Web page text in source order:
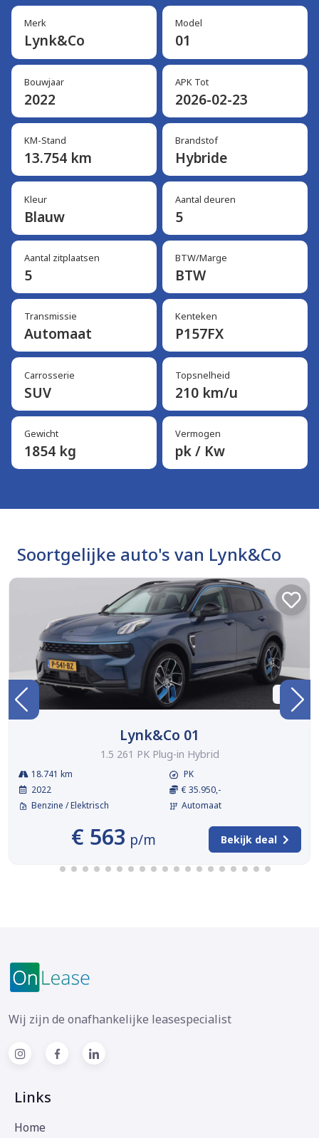
Merk
Lynk&Co
Model
01
Bouwjaar
2022
APK Tot
2026-02-23
KM-Stand
13.754 km
Brandstof
Hybride
Kleur
Blauw
Aantal deuren
5
Aantal zitplaatsen
5
BTW/Marge
BTW
Transmissie
Automaat
Kenteken
P157FX
Carrosserie
SUV
Topsnelheid
210 km/u
Gewicht
1854 kg
Vermogen
pk / Kw
Soortgelijke auto's van Lynk&Co
BTW
Lynk&Co 01
1.5 261 PK Plug-in Hybrid
18.741 km
2022
Benzine / Elektrisch
PK
€ 35.950,-
Automaat
€ 563 p/m Bekijk deal
Wij zijn de onafhankelijke leasespecialist
Links
Home